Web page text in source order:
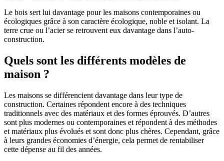
Le bois sert lui davantage pour les maisons contemporaines ou
écologiques grâce à son caractère écologique, noble et isolant. La
terre crue ou l’acier se retrouvent eux davantage dans l’auto-
construction.
Quels sont les différents modèles de
maison ?
Les maisons se différencient davantage dans leur type de
construction. Certaines répondent encore à des techniques
traditionnels avec des matériaux et des formes éprouvés. D’autres
sont plus modernes ou contemporaines et répondent à des méthodes
et matériaux plus évolués et sont donc plus chères. Cependant, grâce
à leurs grandes économies d’énergie, cela permet de rentabiliser
cette dépense au fil des années.